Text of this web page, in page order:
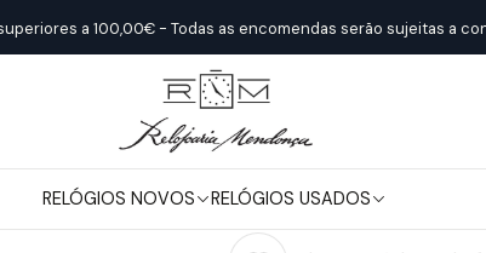
RELÓGIOS NOVOS RELÓGIOS USADOS
a 100,00€ - Todas as encomendas serão sujeitas a
Relógios Novos Longines LONGINES CONQUEST CLASSIC
|
LONGINES
Quantidade